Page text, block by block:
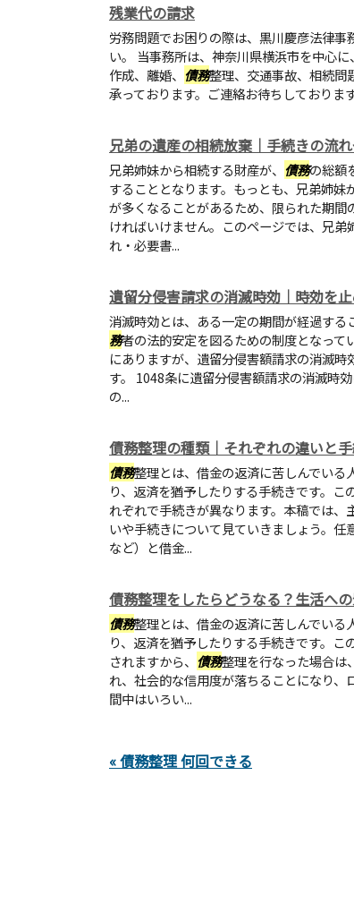
残業代の請求
労務問題でお困りの際は、黒川慶彦法律
い。 当事務所は、神奈川県横浜市を中心
作成、離婚、 債務整理、交通事故、相続問
承っております。ご連絡お待ちしております
兄弟の遺産の相続放棄｜手続きの流
兄弟姉妹から相続する財産が、 債務の総額
することとなります。もっとも、兄弟姉
が多くなることがあるため、限られた期
ければいけません。このページでは、兄
れ・必要書...
遺留分侵害請求の消滅時効｜時効を
消滅時効とは、ある一定の期間が経過する
務者の法的安定を図るための制度となっ
にありますが、遺留分侵害額請求の消滅
す。 1048条に遺留分侵害額請求の消滅時
の...
債務整理の種類｜それぞれの違いと
債務整理とは、借金の返済に苦しんでい
り、返済を猶予したりする手続きです。こ
れぞれで手続きが異なります。本稿では、
いや手続きについて見ていきましょう。
など）と借金...
債務整理をしたらどうなる？生活へ
債務整理とは、借金の返済に苦しんでい
り、返済を猶予したりする手続きです。こ
されますから、 債務整理を行なった場合は
れ、社会的な信用度が落ちることになり
間中はいろい...
« 債務整理 何回できる